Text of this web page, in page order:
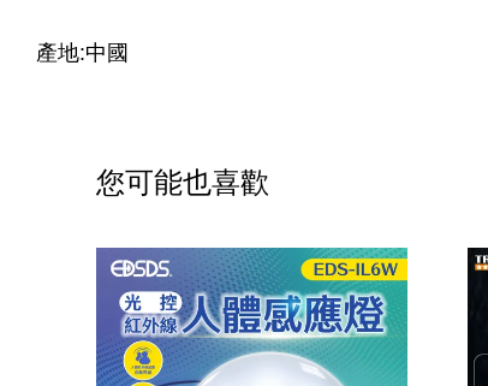
產地:中國
您可能也喜歡